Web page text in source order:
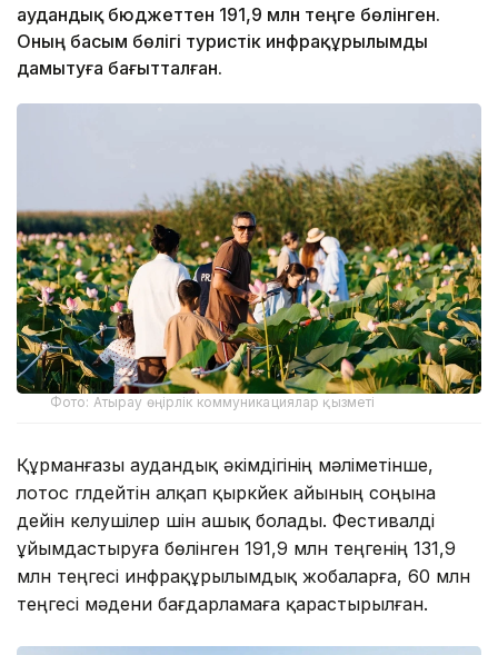
аудандық бюджеттен 191,9 млн теңге бөлінген.
Оның басым бөлігі туристік инфрақұрылымды
дамытуға бағытталған.
Фото: Атырау өңірлік коммуникациялар қызметі
Құрманғазы аудандық әкімдігінің мәліметінше,
лотос гүлдейтін алқап қыркүйек айының соңына
дейін келушілер үшін ашық болады. Фестивалді
ұйымдастыруға бөлінген 191,9 млн теңгенің 131,9
млн теңгесі инфрақұрылымдық жобаларға, 60 млн
теңгесі мәдени бағдарламаға қарастырылған.